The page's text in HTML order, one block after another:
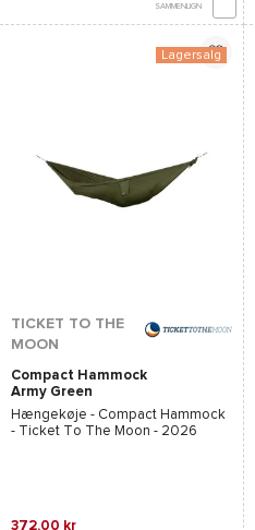
SAMMENLIGN
Lagersalg
TICKET TO THE
MOON
Compact Hammock
Army Green
Hængekøje - Compact Hammock
- Ticket To The Moon - 2026
372,00 kr